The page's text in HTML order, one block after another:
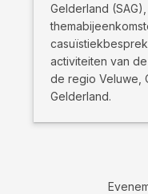
Gelderland
activiteiten van
de regio Veluwe,
Gelderland.